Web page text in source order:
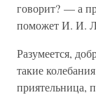
говорит? — а
поможет И. И.
Разумеется,
такие
приятельница,